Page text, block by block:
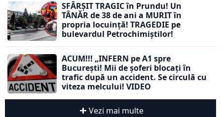
SFÂRȘIT TRAGIC în Prundu! Un
TÂNĂR de 38 de ani a MURIT în
propria locuință! TRAGEDIE pe
bulevardul Petrochimiștilor!
ACUM!!! „INFERN pe A1 spre
București! Mii de șoferi blocați în
trafic după un accident. Se circulă cu
viteza melcului! VIDEO
Vezi mai multe